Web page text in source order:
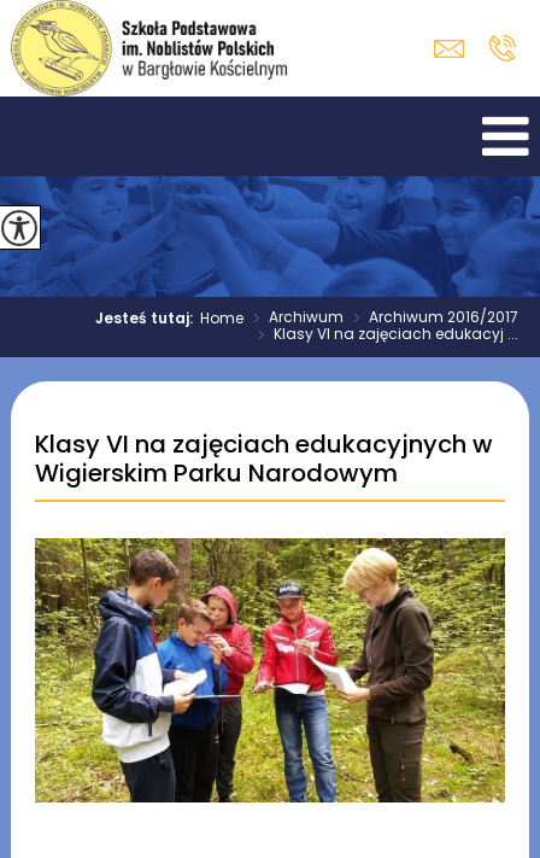
Jesteś tutaj:Home > Archiwum > Archiwum 2016/2017
> Klasy VI na zajęciach edukacyj ...
Klasy VI na zajęciach edukacyjnych w
Wigierskim Parku Narodowym